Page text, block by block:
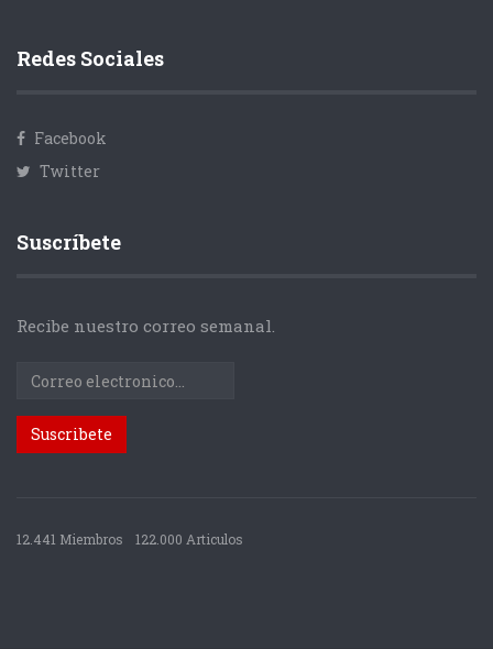
Redes Sociales
Facebook
Twitter
Suscríbete
Recibe nuestro correo semanal.
12.441 Miembros 122.000 Articulos